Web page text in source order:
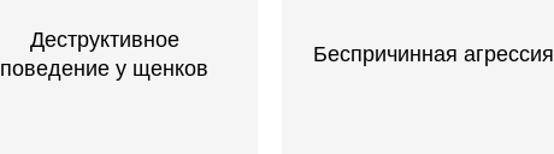
Деструктивное
поведение у щенков
Беспричинная агрессия